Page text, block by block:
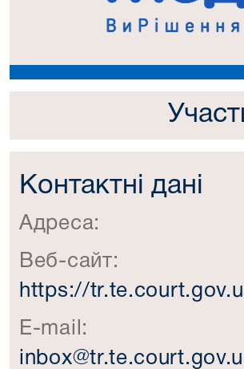
Контактні дані
Адреса:
Веб-сайт:
https://
E-mail: